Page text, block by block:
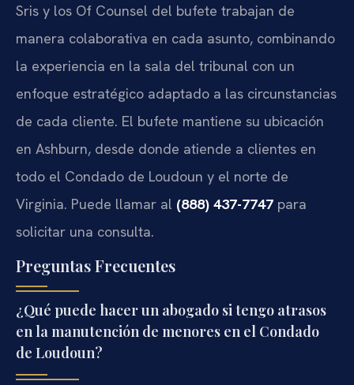
Sris y los Of Counsel del bufete trabajan de
manera colaborativa en cada asunto, combinando
la experiencia en la sala del tribunal con un
enfoque estratégico adaptado a las circunstancias
de cada cliente. El bufete mantiene su ubicación
en Ashburn, desde donde atiende a clientes en
todo el Condado de Loudoun y el norte de
Virginia. Puede llamar al (888) 437-7747 para
solicitar una consulta.
Preguntas Frecuentes
¿Qué puede hacer un abogado si tengo atrasos
en la manutención de menores en el Condado
de Loudoun?